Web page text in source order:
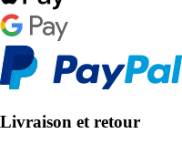
Livraison et retour